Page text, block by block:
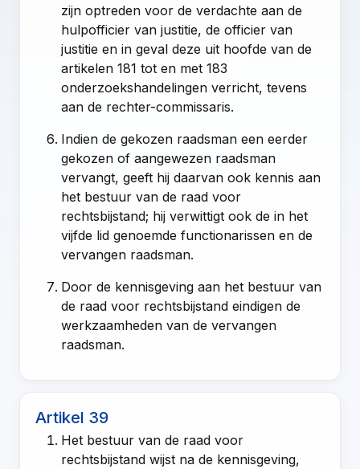
zijn optreden voor de verdachte aan de
hulpofficier van justitie, de officier van
justitie en in geval deze uit hoofde van de
artikelen 181 tot en met 183
onderzoekshandelingen verricht, tevens
aan de rechter-commissaris.
Indien de gekozen raadsman een eerder
gekozen of aangewezen raadsman
vervangt, geeft hij daarvan ook kennis aan
het bestuur van de raad voor
rechtsbijstand; hij verwittigt ook de in het
vijfde lid genoemde functionarissen en de
vervangen raadsman.
Door de kennisgeving aan het bestuur van
de raad voor rechtsbijstand eindigen de
werkzaamheden van de vervangen
raadsman.
Artikel 39
Het bestuur van de raad voor
rechtsbijstand wijst na de kennisgeving,